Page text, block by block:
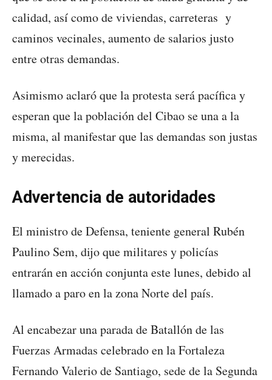
calidad, así como de viviendas, carreteras y
caminos vecinales, aumento de salarios justo
entre otras demandas.
Asimismo aclaró que la protesta será pacífica y
esperan que la población del Cibao se una a la
misma, al manifestar que las demandas son justas
y merecidas.
Advertencia de autoridades
El ministro de Defensa, teniente general Rubén
Paulino Sem, dijo que militares y policías
entrarán en acción conjunta este lunes, debido al
llamado a paro en la zona Norte del país.
Al encabezar una parada de Batallón de las
Fuerzas Armadas celebrado en la Fortaleza
Fernando Valerio de Santiago, sede de la Segunda